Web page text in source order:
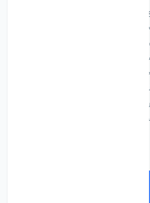
املاح و نمک از منابع آبی ارائه
برای مصارف متنوعی از جمله تأمین آب
کشاورزی طراحی و بهینه‌سازی شده‌اند.
با بالاترین استاندارد کیفی، ارائه
پس از فروش مطمئن برای تضمین
و سالم.
به انتخاب اول صنایع و مصرف‌کنندگان در
آب و ایفای نقشی کلیدی در حفظ منابع آبی